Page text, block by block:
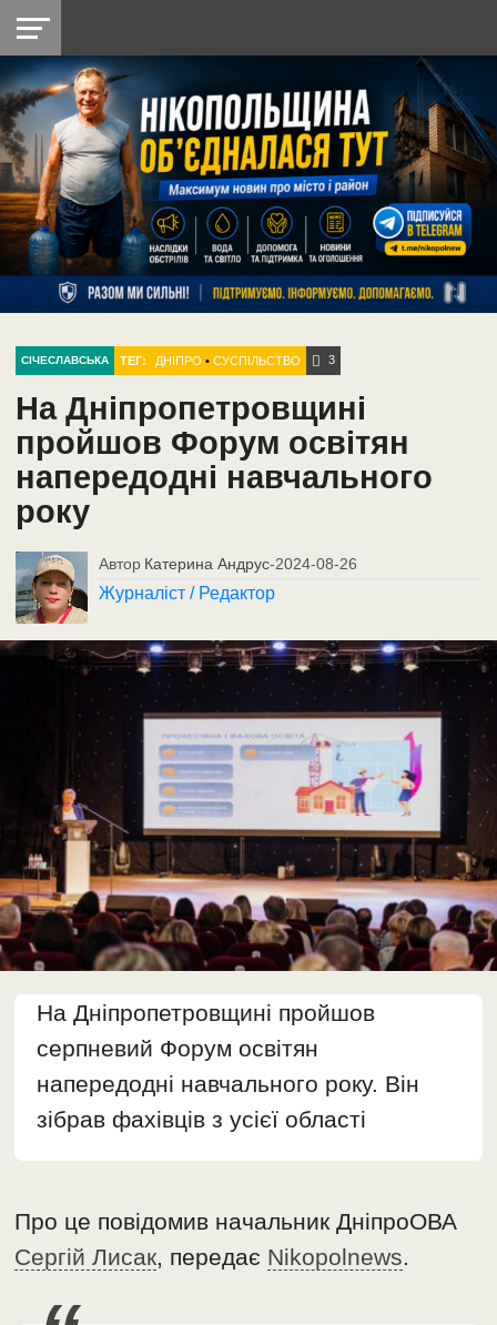
НІКОПОЛЬ
РАЙОН
СІЧЕСЛАВСЬКА
УКРАЇНА
РЕТРО
НІКОПОЛЬ
ЛАЙТ
УКРАЇНА
ДОПОМОГА
РАДІО
СІЧЕСЛАВСЬКА ТЕГ: ДНІПРО •СУСПІЛЬСТВО 3
На Дніпропетровщині
пройшов Форум освітян
напередодні навчального
року
Автор Катерина Андрус-2024-08-26
Журналіст / Редактор
На Дніпропетровщині пройшов
серпневий Форум освітян
напередодні навчального року. Він
зібрав фахівців з усієї області
Про це повідомив начальник ДніпроОВА
Сергій Лисак, передає Nikopolnews.